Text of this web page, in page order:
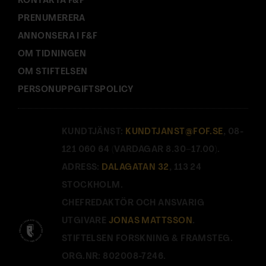
PRENUMERERA
ANNONSERA I F&F
OM TIDNINGEN
OM STIFTELSEN
PERSONUPPGIFTSPOLICY
KUNDTJÄNST: KUNDTJANST@FOF.SE , 08-
121 060 64 (VARDAGAR 8.30–17.00).
ADRESS: DALAGATAN 32 , 113 24
STOCKHOLM.
CHEFREDAKTÖR OCH ANSVARIG
UTGIVARE JONAS MATTSSON.
STIFTELSEN FORSKNING & FRAMSTEG.
ORG.NR: 802008-7246.